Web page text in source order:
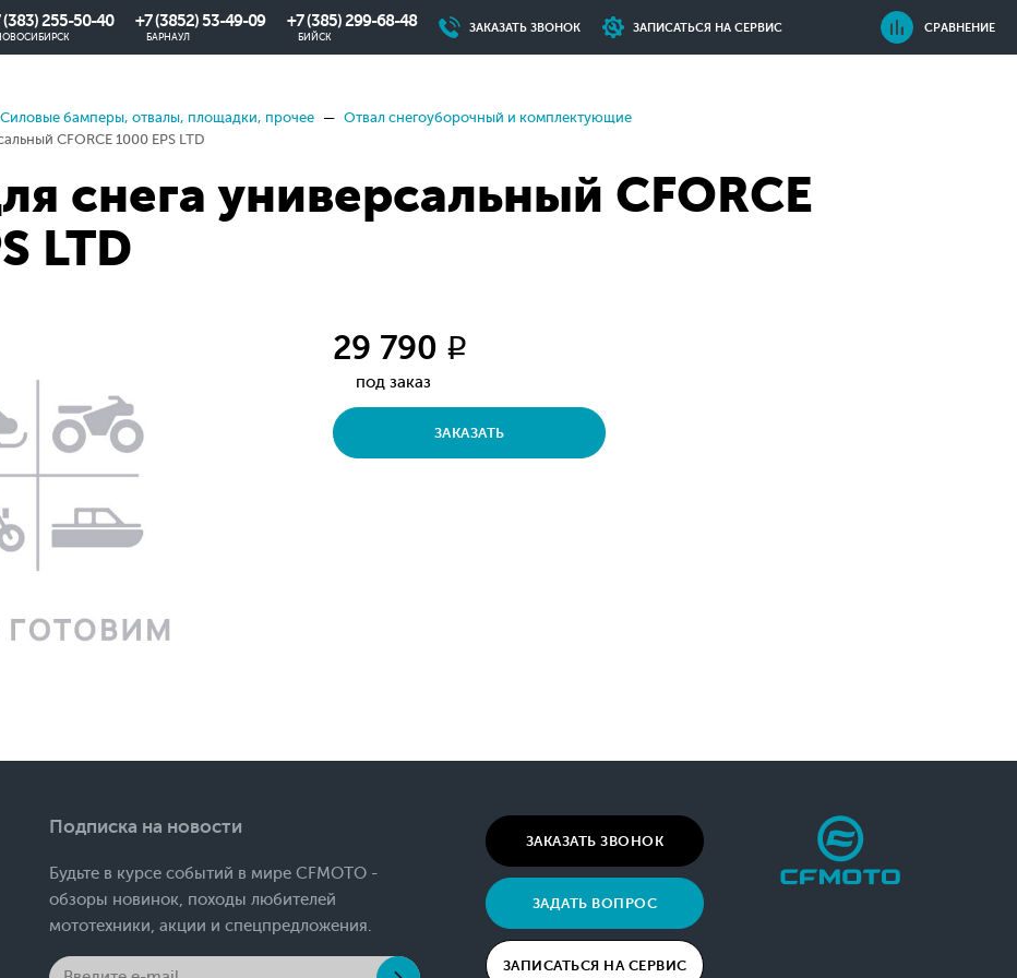
(383) 255-50-40 +7 (3852) 53-49-09
БАРНАУЛ
+7 (385) 299-68-48
БИЙСК
ЗАКАЗАТЬ ЗВОНОК ЗАПИСАТЬСЯ НА СЕРВИС СРАВНЕНИЕ
Силовые бамперы, отвалы, площадки, прочее
Отвал снегоуборочный и комплектующие
CFORCE 1000 EPS LTD
снега универсальный CFORCE
LTD
29 790 q
под заказ
ЗАКАЗАТЬ
Подписка на новости
Будьте в курсе событий в мире CFMOTO -
обзоры новинок, походы любителей
мототехники, акции и спецпредложения.
ЗАКАЗАТЬ ЗВОНОК
ЗАДАТЬ ВОПРОС
ЗАПИСАТЬСЯ НА СЕРВИС